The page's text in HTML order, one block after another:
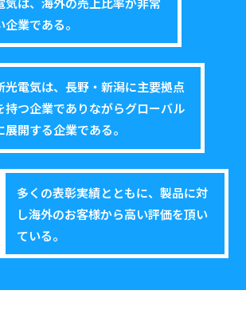
企業である。
光電気は、長野・新潟に主要拠点
持つ企業でありながらグローバル
展開する企業である。
多くの表彰実績とともに、製品に対
し海外のお客様から高い評価を頂い
ている。